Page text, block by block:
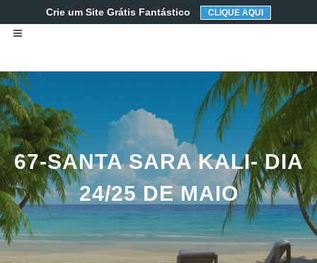
67-SANTA SARA KALI- DIA
24/25 DE MAIO
Crie um Site Grátis Fantástico CLIQUE AQUI